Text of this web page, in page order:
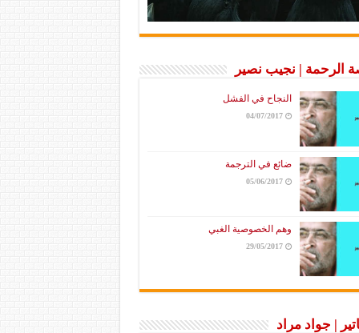
الرحمة | نجيب نصير
النجاح في الفشل
04/07/2017
ضائع في الترجمة
05/06/2017
وهم الخصوصية الغبي
29/05/2017
| جواد مراد